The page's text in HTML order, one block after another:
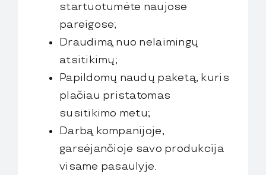
startuotumėte naujose
pareigose;
Draudimą nuo nelaimingų
atsitikimų;
Papildomų naudų paketą, kuris
plačiau pristatomas
susitikimo metu;
Darbą kompanijoje,
garsėjančioje savo produkcija
visame pasaulyje.